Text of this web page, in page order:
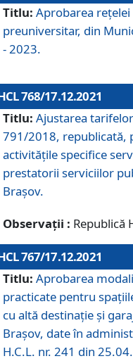
Titlu: Aprobarea
preuniversitar, din
- 2023.
768/17.12.2021
Titlu: Ajustarea
791/2018, republicată,
activităţile specifice
prestatorii serviciilor
Braşov.
Observații : Republică
767/17.12.2021
Titlu: Aprobarea
practicate pentru
cu altă destinaţie şi
Braşov, date în
H.C.L. nr. 241 din